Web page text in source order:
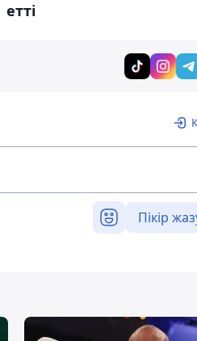
етті
Пікір